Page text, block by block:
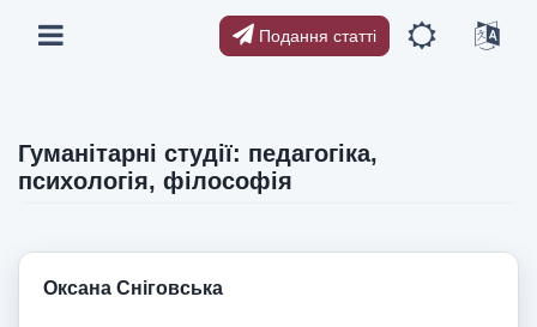
Подання статті
Гуманітарні студії: педагогіка,
психологія, філософія
Оксана Сніговська